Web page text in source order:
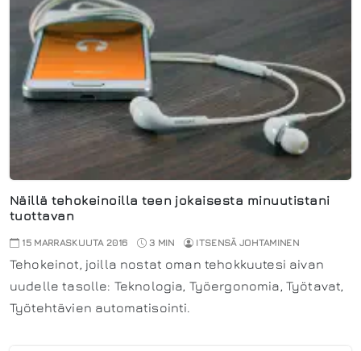
Näillä tehokeinoilla teen jokaisesta minuutistani
tuottavan
15 MARRASKUUTA 2016 3 MIN ITSENSÄ JOHTAMINEN
Tehokeinot, joilla nostat oman tehokkuutesi aivan
uudelle tasolle: Teknologia, Työergonomia, Työtavat,
Työtehtävien automatisointi.